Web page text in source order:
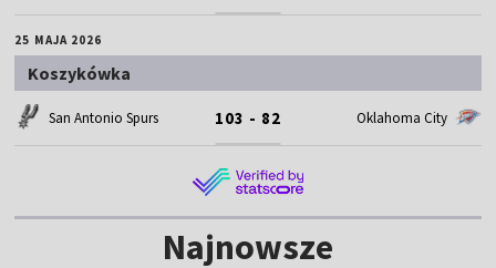
25 MAJA 2026
Koszykówka
San Antonio Spurs 103 - 82 Oklahoma City
Najnowsze